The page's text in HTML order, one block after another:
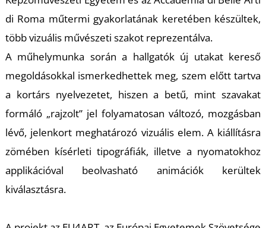
di Roma műtermi gyakorlatának keretében készültek,
több vizuális művészeti szakot reprezentálva.
A műhelymunka során a hallgatók új utakat kereső
megoldásokkal ismerkedhettek meg, szem előtt tartva
a kortárs nyelvezetet, hiszen a betű, mint szavakat
formáló „rajzolt” jel folyamatosan változó, mozgásban
lévő, jelenkort meghatározó vizuális elem. A kiállításra
zömében kísérleti tipográfiák, illetve a nyomatokhoz
applikációval beolvasható animációk kerültek
kiválasztásra.